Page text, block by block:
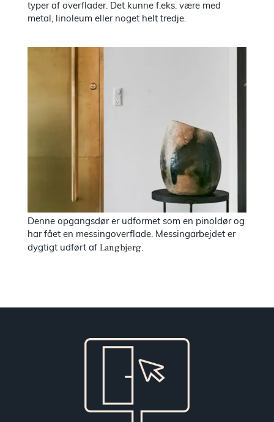
typer af overflader. Det kunne f.eks. være med
metal, linoleum eller noget helt tredje.
Denne opgangsdør er udformet som en pinoldør og
har fået en messingoverflade. Messingarbejdet er
dygtigt udført af Langbjerg.